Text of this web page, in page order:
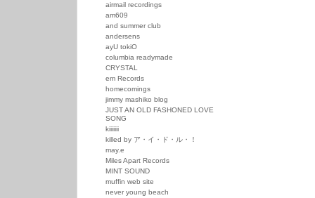
airmail recordings
am609
and summer club
andersens
ayU tokiO
columbia readymade
CRYSTAL
em Records
homecomings
jimmy mashiko blog
JUST AN OLD FASHONED LOVE
SONG
kiiiiiii
killed by ア・イ・ド・ル・！
may.e
Miles Apart Records
MINT SOUND
muffin web site
never young beach